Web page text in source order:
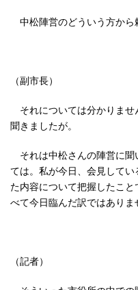
中松陣営のどういう方から
（副市長）
それについては分かりませ
聞きましたが。
それは中松さんの陣営に
ては。私が今日、会見して
た内容について把握したこ
べて今日臨んだ訳ではありま
（記者）